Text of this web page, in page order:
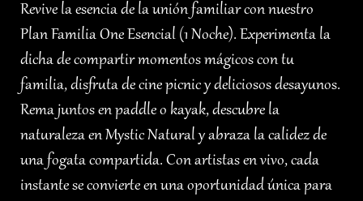
Revive la esencia de la unión familiar con nuestro
Plan Familia One Esencial (1 Noche). Experimenta la
dicha de compartir momentos mágicos con tu
familia, disfruta de cine picnic y deliciosos desayunos.
Rema juntos en paddle o kayak, descubre la
naturaleza en Mystic Natural y abraza la calidez de
una fogata compartida. Con artistas en vivo, cada
instante se convierte en una oportunidad única para